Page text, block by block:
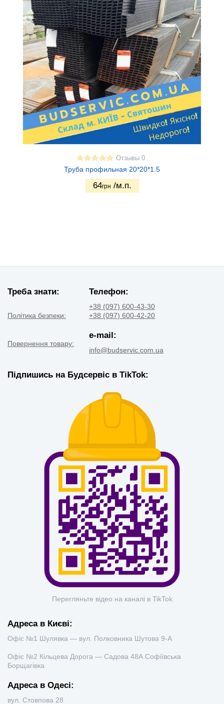
Отзывы 0
Труба профильная 20*20*1.5
64грн /м.п.
Треба знати:
Політика безпеки:
Повернення товару:
Телефон:
+38 (097) 600-43-30
+38 (097) 600-42-20
e-mail:
info@budservic.com.ua
Підпишись на Будсервіс в TikTok:
Перегляньте відео на каналі в TikTok
Адреса в Києві:
Офіс №1 Шулявка — вул. Полковника Шутова 9-А
Офіс №2 Кільцева Дорога — Садова 48А Софіївська
Борщагівка
Адреса в Одесі:
вул. Стовпова 28